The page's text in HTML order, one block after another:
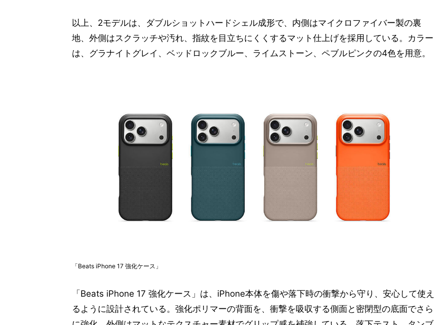
以上、2モデルは、ダブルショットハードシェル成形で、内側はマイクロファイバー製の裏
地、外側はスクラッチや汚れ、指紋を目立ちにくくするマット仕上げを採用している。カラー
は、グラナイトグレイ、ベッドロックブルー、ライムストーン、ペブルピンクの4色を用意。
「Beats iPhone 17 強化ケース」
「Beats iPhone 17 強化ケース」は、iPhone本体を傷や落下時の衝撃から守り、安心して使え
るように設計されている。強化ポリマーの背面を、衝撃を吸収する側面と密閉型の底面でさら